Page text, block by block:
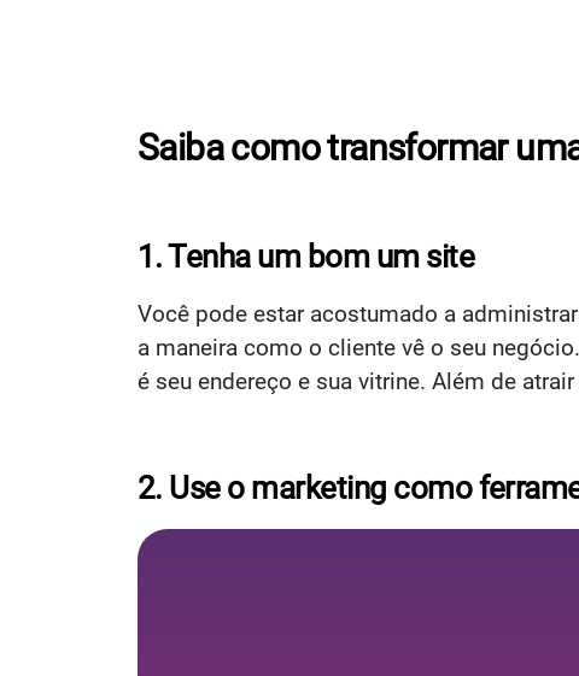
Saiba como transformar
1. Tenha um bom um site
Você pode estar acostumado a
a maneira como o cliente vê o seu
é seu endereço e sua vitrine. Além de
2. Use o marketing como